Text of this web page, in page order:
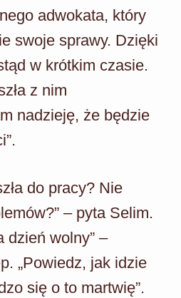
adwokata, który
swoje sprawy. Dzięki
w krótkim czasie.
z nim
nadzieję, że będzie
do pracy? Nie
– pyta Selim.
dzień wolny” –
„Powiedz, jak idzie
się o to martwię”.